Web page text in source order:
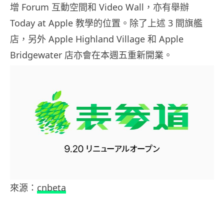
增 Forum 互動空間和 Video Wall，亦有舉辦
Today at Apple 教學的位置。除了上述 3 間旗艦
店，另外 Apple Highland Village 和 Apple
Bridgewater 店亦會在本週五重新開業。
來源： cnbeta